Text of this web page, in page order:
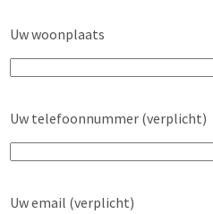
Uw woonplaats
Uw telefoonnummer (verplicht)
Uw email (verplicht)